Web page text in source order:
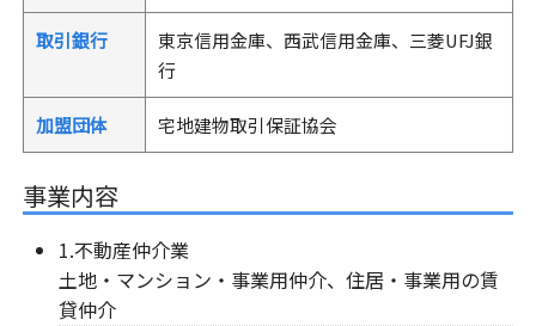
取引銀行
東京信用金庫、西武信用金庫、三菱UFJ銀
行
加盟団体 宅地建物取引保証協会
事業内容
1.不動産仲介業
土地・マンション・事業用仲介、住居・事業用の賃
貸仲介